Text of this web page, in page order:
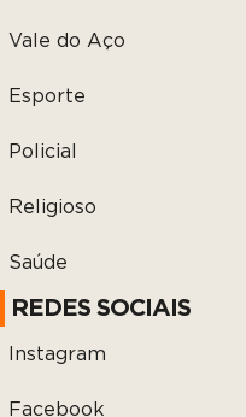
Vale do Aço
Esporte
Policial
Religioso
Saúde
REDES SOCIAIS
Instagram
Facebook